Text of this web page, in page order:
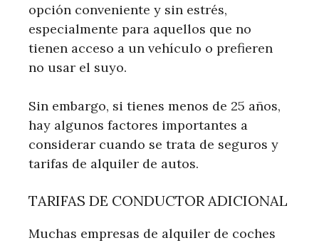
opción conveniente y sin estrés,
especialmente para aquellos que no
tienen acceso a un vehículo o prefieren
no usar el suyo.
Sin embargo, si tienes menos de 25 años,
hay algunos factores importantes a
considerar cuando se trata de seguros y
tarifas de alquiler de autos.
TARIFAS DE CONDUCTOR ADICIONAL
Muchas empresas de alquiler de coches